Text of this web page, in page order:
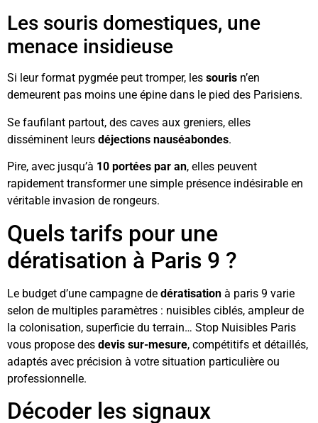
Les souris domestiques, une
menace insidieuse
Si leur format pygmée peut tromper, les souris n’en
demeurent pas moins une épine dans le pied des Parisiens.
Se faufilant partout, des caves aux greniers, elles
disséminent leurs déjections nauséabondes.
Pire, avec jusqu’à 10 portées par an, elles peuvent
rapidement transformer une simple présence indésirable en
véritable invasion de rongeurs.
Quels tarifs pour une
dératisation à Paris 9 ?
Le budget d’une campagne de dératisation à paris 9 varie
selon de multiples paramètres : nuisibles ciblés, ampleur de
la colonisation, superficie du terrain… Stop Nuisibles Paris
vous propose des devis sur-mesure, compétitifs et détaillés,
adaptés avec précision à votre situation particulière ou
professionnelle.
Décoder les signaux